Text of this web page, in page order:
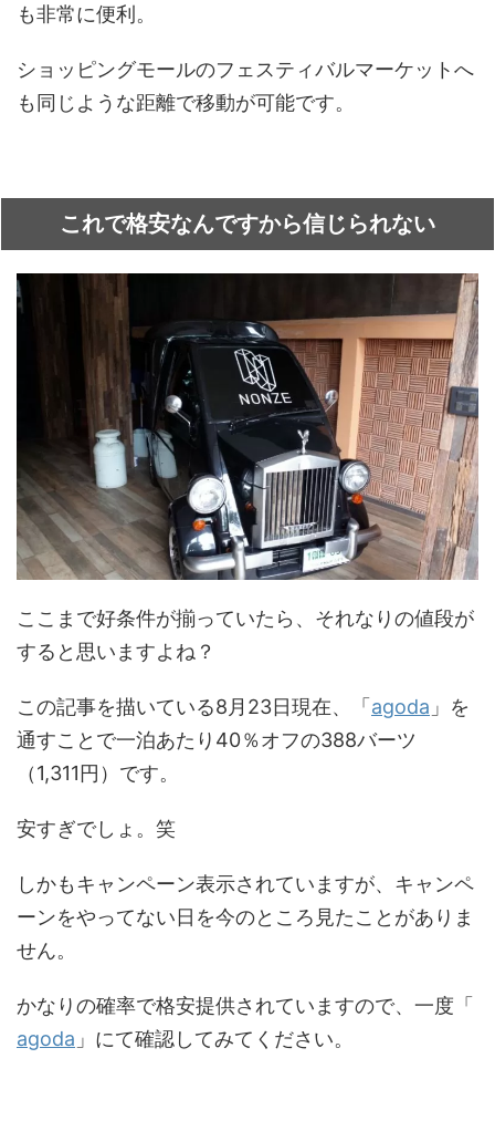
も非常に便利。
ショッピングモールのフェスティバルマーケットへ
も同じような距離で移動が可能です。
これで格安なんですから信じられない
ここまで好条件が揃っていたら、それなりの値段が
すると思いますよね？
この記事を描いている8月23日現在、「agoda 」を
通すことで一泊あたり40％オフの388バーツ
（1,311円）です。
安すぎでしょ。笑
しかもキャンペーン表示されていますが、キャンペ
ーンをやってない日を今のところ見たことがありま
せん。
かなりの確率で格安提供されていますので、一度「
agoda 」にて確認してみてください。